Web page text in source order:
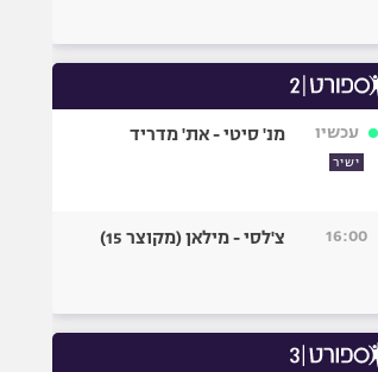
עכשיו
ישיר
מנ' סיטי - את' מדריד
16:00 צ'לסי - מילאן (מקוצר 15)